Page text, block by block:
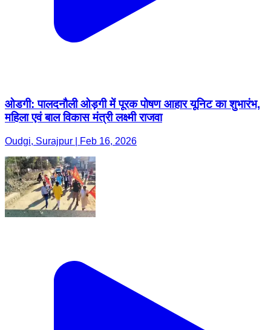
ओडगी: पालदनौली ओड़गी में पूरक पोषण आहार यूनिट का शुभारंभ,
महिला एवं बाल विकास मंत्री लक्ष्मी राजवा
Oudgi, Surajpur | Feb 16, 2026